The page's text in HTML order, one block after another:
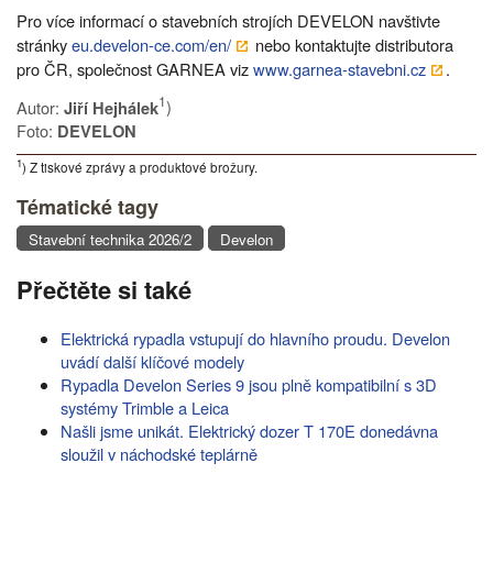
Pro více informací o stavebních strojích DEVELON navštivte
stránkyeu.develon-ce.com/en/
nebo kontaktujte distributora
pro ČR, společnost GARNEA vizwww.garnea-stavebni.cz
.
Autor: Jiří Hejhálek1)
Foto: DEVELON
1) Z tiskové zprávy a produktové brožury.
Tématické tagy
Stavební technika 2026/2 Develon
Přečtěte si také
Elektrická rypadla vstupují do hlavního proudu. Develon
uvádí další klíčové modely
Rypadla Develon Series 9 jsou plně kompatibilní s 3D
systémy Trimble a Leica
Našli jsme unikát. Elektrický dozer T 170E donedávna
sloužil v náchodské teplárně